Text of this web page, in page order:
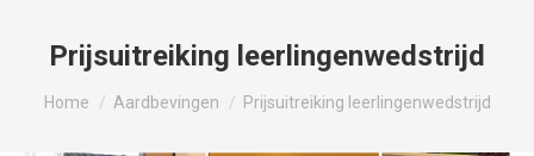
Prijsuitreiking leerlingenwedstrijd
Je bent hier:
Home Aardbevingen Prijsuitreiking leerlingenwedstrijd